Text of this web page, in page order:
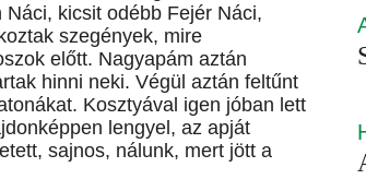
kicsit odébb Fejér Náci,
szegények, mire
előtt. Nagyapám aztán
hinni neki. Végül aztán feltűnt
Kosztyával igen jóban lett
lengyel, az apját
sajnos, nálunk, mert jött a